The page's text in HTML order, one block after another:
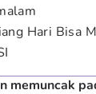
Hari Bisa
memuncak